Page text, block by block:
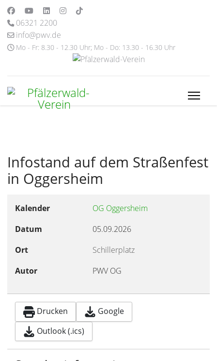
06321 2200
info@pwv.de
Mo - Fr: 8.30 - 12.30 Uhr; Mo - Do: 13.30 - 16.30 Uhr
Infostand auf dem Straßenfest
in Oggersheim
Kalender
OG Oggersheim
Datum
05.09.2026
Ort
Schillerplatz
Autor
PWV OG
Drucken
Google
Outlook (.ics)